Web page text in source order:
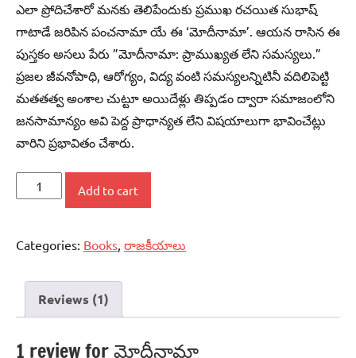
ఎలా ప్రోదిచేశారో మనకు తెలిపేందుకు ప్రముఖ రచయిత సుభాష్‌
గాటాడే జరిపిన పంచనామా యే ఈ ‘మోదీనామా’. ఆయన రాసిన ఈ
పుస్తకం అసలు పేరు ”మోదీనామా: ప్రాముఖ్యత లేని సమస్యలు.”
ప్రజల జీవనోపాధి, ఆరోగ్యం, విద్య వంటి సమస్యలన్నిటినీ వదిలిపెట్టి
మతతత్వ అంశాల చుట్టూ అయిదేళ్లు తిప్పడం ద్వారా సమాజంలోని
జనసామాన్యం అవి పెద్ద ప్రాధాన్యత లేని విషయాలుగా భావించేట్లు
వారిని ప్రభావితం చేశారు.
మోదీనామా
Add to cart
Categories: Books, రాజకీయాలు
Reviews (1)
1 review forమోదీనామా